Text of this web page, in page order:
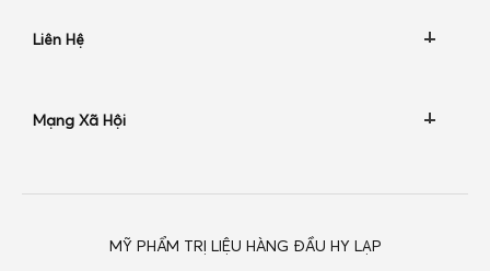
Liên Hệ
Mạng Xã Hội
MỸ PHẨM TRỊ LIỆU HÀNG ĐẦU HY LẠP